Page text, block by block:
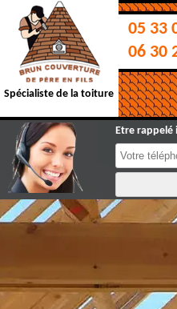
Spécialiste de la toiture
05 33
06 30
Etre rappelé